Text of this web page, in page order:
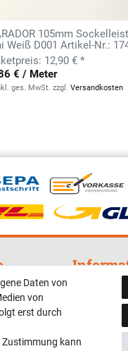
105mm
Weiß D001 Artikel-Nr.:
12,90 € *
€ / Meter
ges. MwSt. zzgl.Versandkosten
Impressum
AGB
Daten von
von
erst durch
Zustimmung kann